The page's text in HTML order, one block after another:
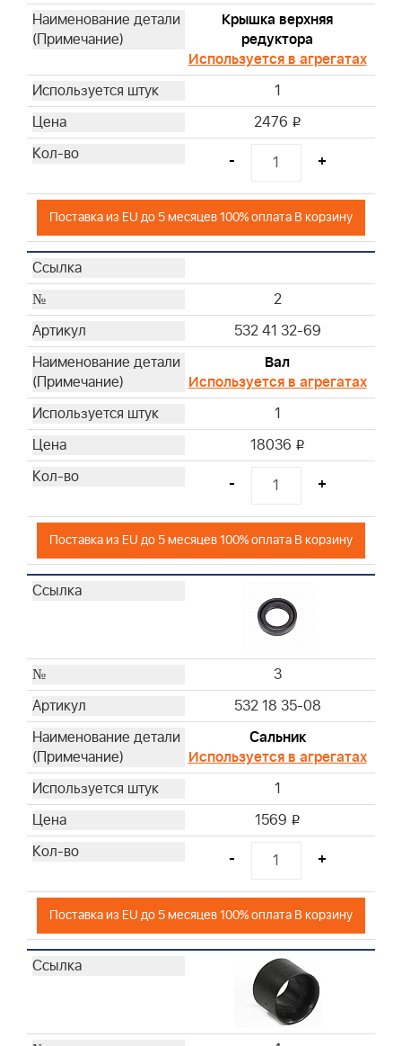
Крышка верхняя
редуктора
Используется в агрегатах
1
2476 i
- +
Поставка из EU до 5 месяцев 100% оплата В корзину
2
532 41 32-69
Вал
Используется в агрегатах
1
18036 i
- +
Поставка из EU до 5 месяцев 100% оплата В корзину
3
532 18 35-08
Сальник
Используется в агрегатах
1
1569 i
- +
Поставка из EU до 5 месяцев 100% оплата В корзину